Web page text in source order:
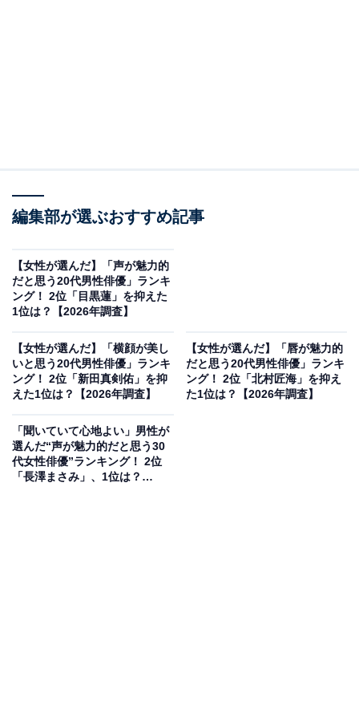
View this post on Instagram
編集部が選ぶおすすめ記事
【女性が選んだ】「声が魅力的
だと思う20代男性俳優」ランキ
ング！ 2位「目黒蓮」を抑えた
1位は？【2026年調査】
【女性が選んだ】「横顔が美し
いと思う20代男性俳優」ランキ
ング！ 2位「新田真剣佑」を抑
えた1位は？【2026年調査】
【女性が選んだ】「唇が魅力的
だと思う20代男性俳優」ランキ
ング！ 2位「北村匠海」を抑え
た1位は？【2026年調査】
「聞いていて心地よい」男性が
選んだ“声が魅力的だと思う30
代女性俳優”ランキング！ 2位
「長澤まさみ」、1位は？